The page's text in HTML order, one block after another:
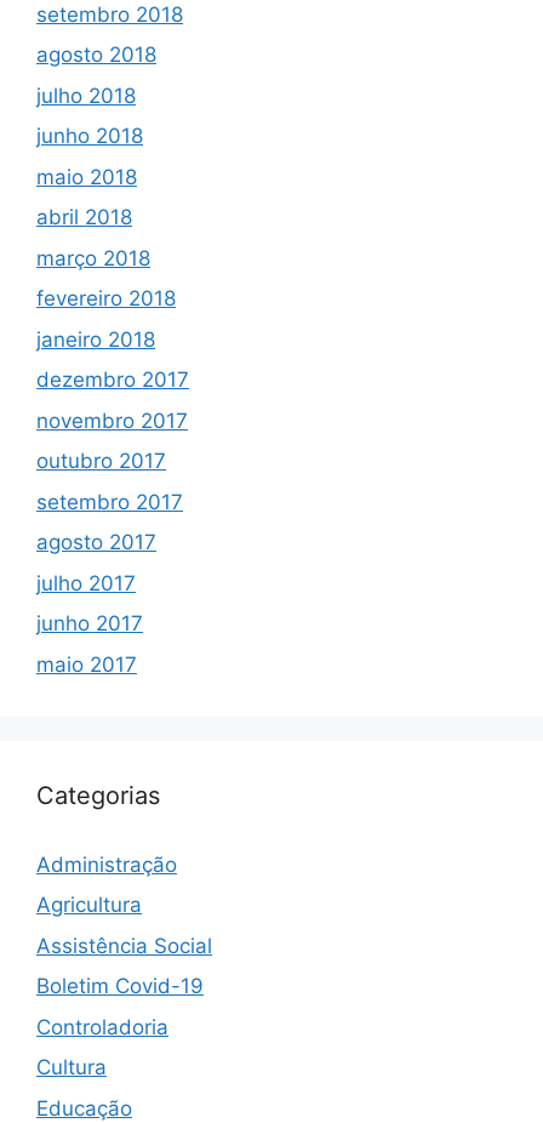
setembro 2018
agosto 2018
julho 2018
junho 2018
maio 2018
abril 2018
março 2018
fevereiro 2018
janeiro 2018
dezembro 2017
novembro 2017
outubro 2017
setembro 2017
agosto 2017
julho 2017
junho 2017
maio 2017
Categorias
Administração
Agricultura
Assistência Social
Boletim Covid-19
Controladoria
Cultura
Educação